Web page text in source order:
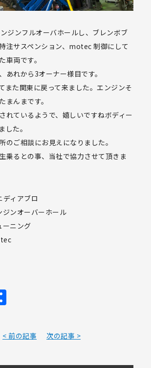
ジンフルオーバホールし、ブレンボブ
注サスペンション、motec 制御にして
車両です。
あれから3オーナー様目です。
また関東に戻って来ました。エンジンそ
まんまです。
れているようで、嬉しいですね️ボディー
した。
のご相談にお見えになりました。
乗るとの事、当社で協力させて頂きま
ィアブロ
ジンオーバーホール
ーニング
共
< 前の記事 次の記事 >